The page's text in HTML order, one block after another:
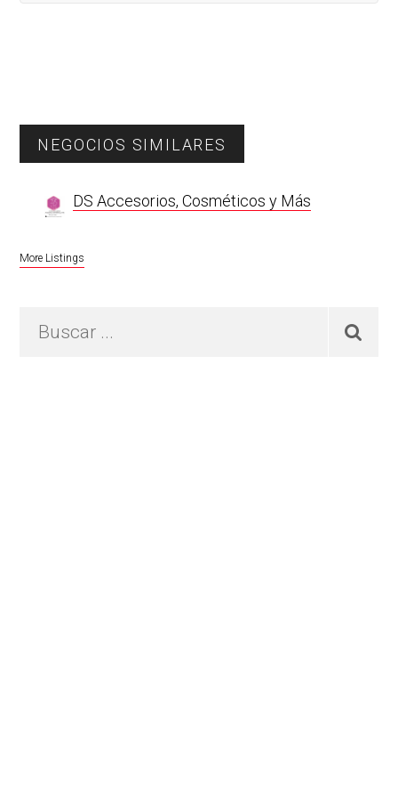
Primary
Sidebar
NEGOCIOS SIMILARES
DS Accesorios, Cosméticos y Más
More Listings